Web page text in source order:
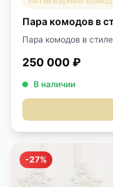
Пара комодов в
Пара комодов в
250 000 ₽
В наличии
-27%